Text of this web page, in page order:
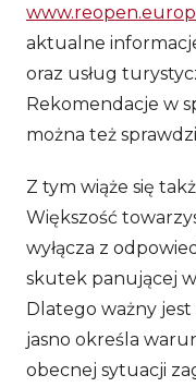
aktualne
oraz usług
Rekomendacje w
można też
Z tym wiąże się
Większość
wyłącza z
skutek panującej
Dlatego ważny
jasno określa
obecnej sytuacji